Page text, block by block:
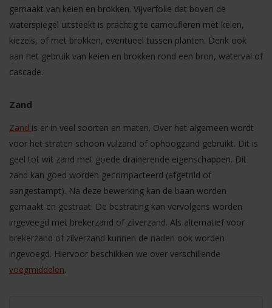
gemaakt van keien en brokken. Vijverfolie dat boven de
waterspiegel uitsteekt is prachtig te camoufleren met keien,
kiezels, of met brokken, eventueel tussen planten. Denk ook
aan het gebruik van keien en brokken rond een bron, waterval of
cascade.
Zand
Zand is er in veel soorten en maten. Over het algemeen wordt
voor het straten schoon vulzand of ophoogzand gebruikt. Dit is
geel tot wit zand met goede drainerende eigenschappen. Dit
zand kan goed worden gecompacteerd (afgetrild of
aangestampt). Na deze bewerking kan de baan worden
gemaakt en gestraat. De bestrating kan vervolgens worden
ingeveegd met brekerzand of zilverzand. Als alternatief voor
brekerzand of zilverzand kunnen de naden ook worden
ingevoegd. Hiervoor beschikken we over verschillende
voegmiddelen.